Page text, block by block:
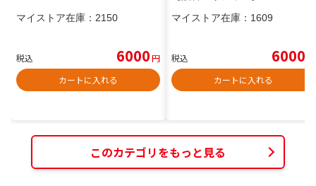
マイストア在庫： 2150
税込 6000円
カートに入れる
マイストア在庫： 1609
税込 6000
カートに入れる
このカテゴリをもっと見る